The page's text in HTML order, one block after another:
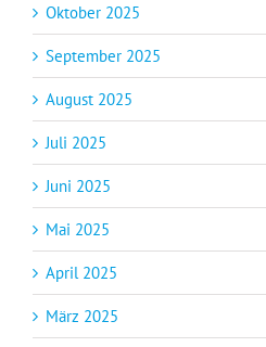
Oktober 2025
September 2025
August 2025
Juli 2025
Juni 2025
Mai 2025
April 2025
März 2025